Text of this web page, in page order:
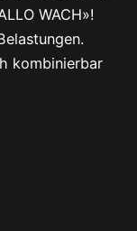
WACH»!
kombinierbar